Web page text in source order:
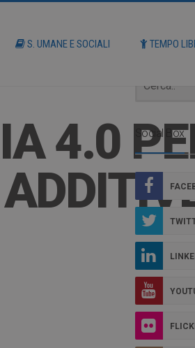
S. UMANE E SOCIALI TEMPO
4.0
Social Box